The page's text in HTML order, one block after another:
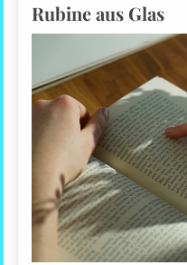
Rubine aus Glas